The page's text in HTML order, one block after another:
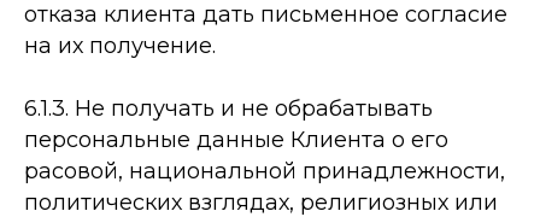
отказа клиента дать письменное согласие
на их получение.
6.1.3. Не получать и не обрабатывать
персональные данные Клиента о его
расовой, национальной принадлежности,
политических взглядах, религиозных или